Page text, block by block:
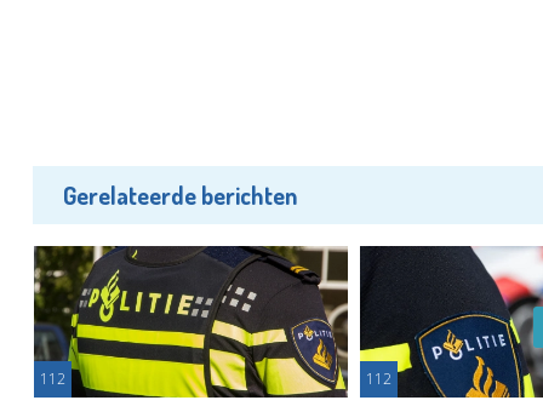
Gerelateerde berichten
112 112